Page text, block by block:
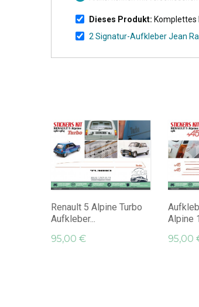
Dieses Produkt: Komplettes
2 Signatur-Aufkleber Jean
Renault 5 Alpine Turbo
Aufkleber...
95,00 €
Alpine
95,00